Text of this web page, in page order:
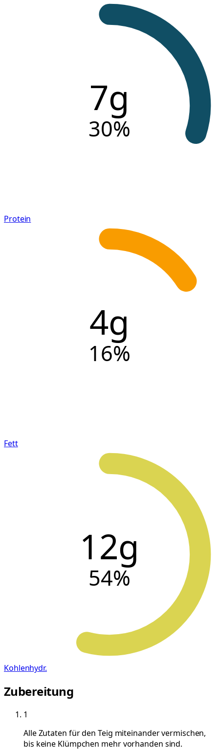
7g
30%
Protein
4g
16%
Fett
12g
54%
Kohlenhydr.
Zubereitung
1
Alle Zutaten für den Teig miteinander vermischen,
bis keine Klümpchen mehr vorhanden sind.